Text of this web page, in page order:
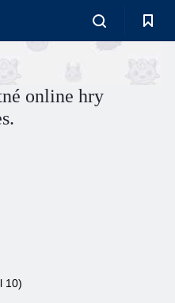
online hry
10)